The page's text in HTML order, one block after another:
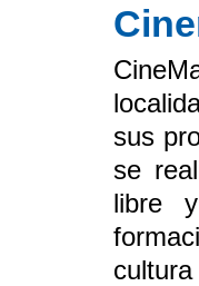
sus
se
libre